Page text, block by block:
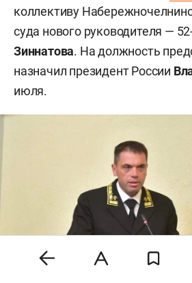
коллективу
суда нового руководителя —
Зиннатова. На должность
назначил президент России
июля.